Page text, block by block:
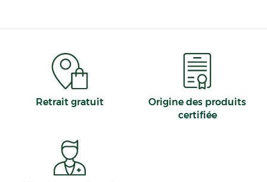
Retrait gratuit
Origine des produits
certifiée